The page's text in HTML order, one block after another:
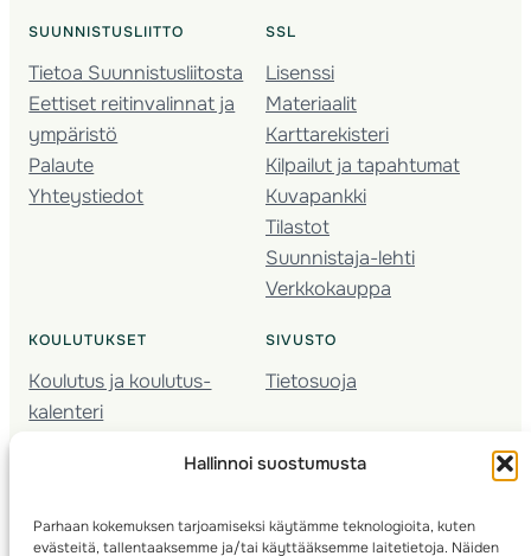
Hallinnoi suostumusta
Parhaan kokemuksen tarjoamiseksi käytämme teknologioita, kuten
evästeitä, tallentaaksemme ja/tai käyttääksemme laitetietoja. Näiden
SUUNNISTUSLIITTO
Tietoa Suunnistusliitosta
Eettiset reitinvalinnat ja
ympäristö
Palaute
Yhteystiedot
SSL
Lisenssi
Materiaalit
Karttarekisteri
Kilpailut ja tapahtumat
Kuvapankki
Tilastot
Suunnistaja-lehti
Verkkokauppa
KOULUTUKSET
Koulutus ja koulutus­
kalenteri
Seura­kehittäminen
Kartoitus
SIVUSTO
Tietosuoja